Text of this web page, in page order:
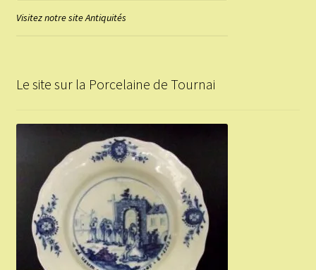
Visitez notre site Antiquités
Le site sur la Porcelaine de Tournai